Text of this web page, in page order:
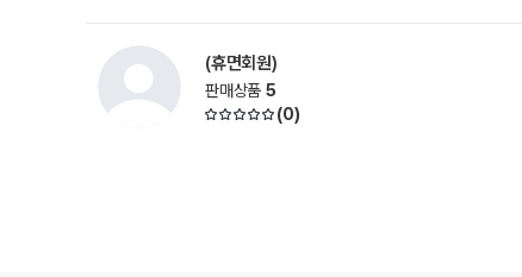
(휴면회원)
판매상품 5
(0)